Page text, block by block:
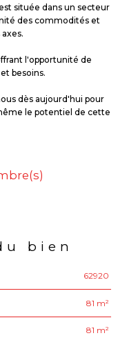
située dans un secteur
des commodités et
l'opportunité de
besoins.
dès aujourd'hui pour
le potentiel de cette
bien
62920
81 m²
81 m²